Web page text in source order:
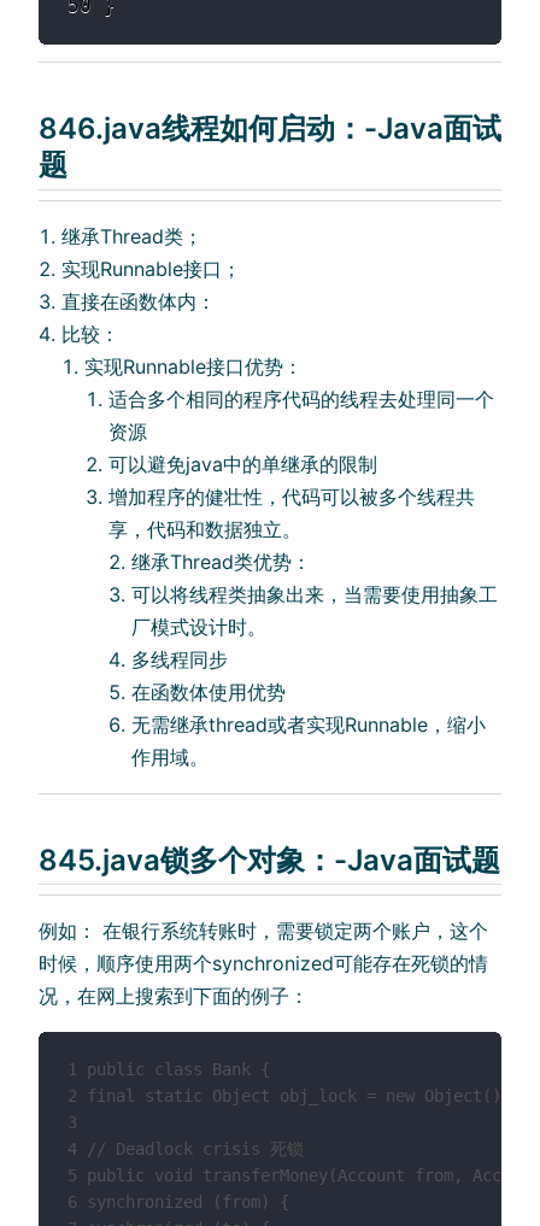
50 }
846.java线程如何启动：-Java面试
题
继承Thread类；
实现Runnable接⼝；
直接在函数体内：
⽐较：
实现Runnable接⼝优势：
适合多个相同的程序代码的线程去处理同⼀个
资源
可以避免java中的单继承的限制
增加程序的健壮性，代码可以被多个线程共
享，代码和数据独⽴。
继承Thread类优势：
可以将线程类抽象出来，当需要使⽤抽象⼯
⼚模式设计时。
多线程同步
在函数体使⽤优势
⽆需继承thread或者实现Runnable，缩⼩
作⽤域。
845.java锁多个对象：-Java面试题
例如： 在银⾏系统转账时，需要锁定两个账户，这个
时候，顺序使⽤两个synchronized可能存在死锁的情
况，在⽹上搜索到下⾯的例⼦：
1 public class Bank {
2 final static Object obj_lock = new Object();
3
4 // Deadlock crisis 死锁
5 public void transferMoney(Account from,
6 synchronized (from) {